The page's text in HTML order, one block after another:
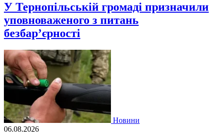
У Тернопільській громаді призначили
уповноваженого з питань
безбар’єрності
Новини
06.08.2026